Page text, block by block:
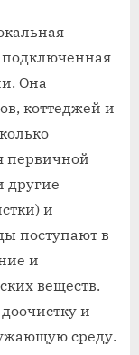
подключенная
Она
коттеджей и
первичной
другие
и
поступают в
и
веществ.
и
среду.